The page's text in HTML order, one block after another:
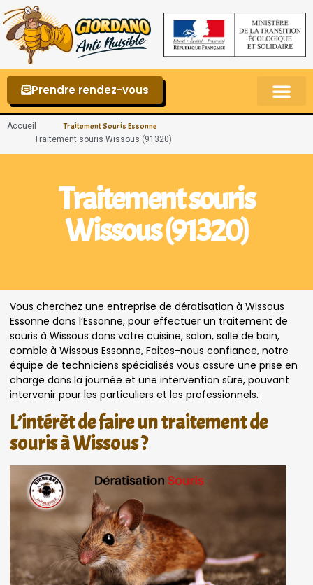
Prendre rendez-vous
Accueil Traitement Souris Essonne
Traitement souris Wissous (91320)
Traitement souris
Wissous (91320)
Vous cherchez une entreprise de dératisation à Wissous
Essonne dans l’Essonne, pour effectuer un traitement de
souris à Wissous dans votre cuisine, salon, salle de bain,
comble à Wissous Essonne, Faites-nous confiance, notre
équipe de techniciens spécialisés vous assure une prise en
charge dans la journée et une intervention sûre, pouvant
intervenir pour les particuliers et les professionnels.
L’intérêt de faire un traitement de
souris à Wissous ?